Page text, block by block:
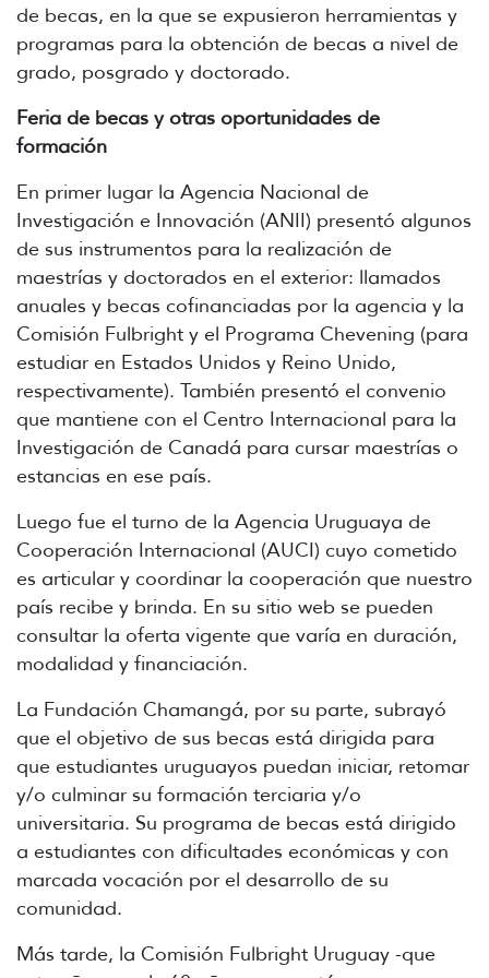
de becas, en la que se expusieron herramientas y
programas para la obtención de becas a nivel de
grado, posgrado y doctorado.
Feria de becas y otras oportunidades de
formación
En primer lugar la Agencia Nacional de
Investigación e Innovación (ANII) presentó algunos
de sus instrumentos para la realización de
maestrías y doctorados en el exterior: llamados
anuales y becas cofinanciadas por la agencia y la
Comisión Fulbright y el Programa Chevening (para
estudiar en Estados Unidos y Reino Unido,
respectivamente). También presentó el convenio
que mantiene con el Centro Internacional para la
Investigación de Canadá para cursar maestrías o
estancias en ese país.
Luego fue el turno de la Agencia Uruguaya de
Cooperación Internacional (AUCI) cuyo cometido
es articular y coordinar la cooperación que nuestro
país recibe y brinda. En su sitio web se pueden
consultar la oferta vigente que varía en duración,
modalidad y financiación.
La Fundación Chamangá, por su parte, subrayó
que el objetivo de sus becas está dirigida para
que estudiantes uruguayos puedan iniciar, retomar
y/o culminar su formación terciaria y/o
universitaria. Su programa de becas está dirigido
a estudiantes con dificultades económicas y con
marcada vocación por el desarrollo de su
comunidad.
Más tarde, la Comisión Fulbright Uruguay -que